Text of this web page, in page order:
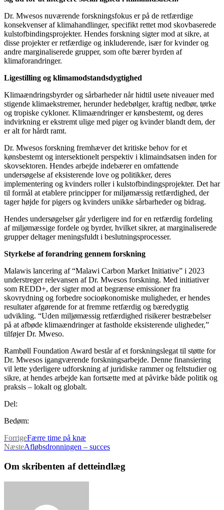
Dr. Mwesos nuværende forskningsfokus er på de retfærdige
konsekvenser af klimahandlinger, specifikt rettet mod skovbaserede
kulstofbindingsprojekter. Hendes forskning sigter mod at sikre, at
disse projekter er retfærdige og inkluderende, især for kvinder og
andre marginaliserede grupper, som ofte bærer byrden af ​​
klimaforandringer.
Ligestilling og klimamodstandsdygtighed
Klimaændringsbyrder og sårbarheder når hidtil usete niveauer med
stigende klimaekstremer, herunder hedebølger, kraftig nedbør, tørke
og tropiske cykloner. Klimaændringer er kønsbestemt, og deres
indvirkning er ekstremt ulige med piger og kvinder blandt dem, der
er alt for hårdt ramt.
Dr. Mwesos forskning fremhæver det kritiske behov for et
kønsbestemt og intersektionelt perspektiv i klimaindsatsen inden for
skovsektoren. Hendes arbejde indebærer en omfattende
undersøgelse af eksisterende love og politikker, deres
implementering og kvinders roller i kulstofbindingsprojekter. Det har
til formål at etablere principper for miljømæssig retfærdighed, der
tager højde for pigers og kvinders unikke sårbarheder og bidrag.
Hendes undersøgelser går yderligere ind for en retfærdig fordeling
af miljømæssige fordele og byrder, hvilket sikrer, at marginaliserede
grupper deltager meningsfuldt i beslutningsprocesser.
Styrkelse af forandring gennem forskning
Malawis lancering af “Malawi Carbon Market Initiative” i 2023
understreger relevansen af ​​Dr. Mwesos forskning. Med initiativer
som REDD+, der sigter mod at begrænse emissioner fra
skovrydning og forbedre socioøkonomiske muligheder, er hendes
resultater afgørende for at fremme retfærdig og bæredygtig
udvikling. “Uden miljømæssig retfærdighed risikerer bestræbelser
på at afbøde klimaændringer at fastholde eksisterende uligheder,”
tilføjer Dr. Mweso.
Rambøll Foundation Award består af et forskningslegat til støtte for
Dr. Mwesos igangværende forskningsarbejde. Denne finansiering
vil lette yderligere udforskning af juridiske rammer og feltstudier og
sikre, at hendes arbejde kan fortsætte med at påvirke både politik og
praksis – lokalt og globalt.
Del:
Bedøm:
ForrigeFærre time på knæ
NæsteAfløbsdronningen – succes
Om skribenten af detteindlæg